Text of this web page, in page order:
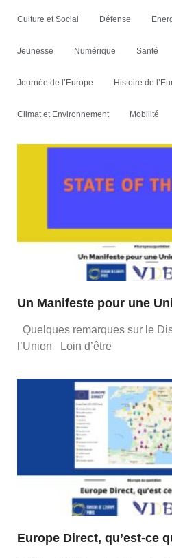
Culture et Social Défense
Jeunesse Numérique Santé
Journée de l’Europe Histoire de
Climat et Environnement Mobilité
Un Manifeste pour une
Quelques remarques sur le
l’Union Loin d’être
Europe Direct, qu’est-ce